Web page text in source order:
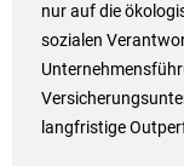
nur auf die
sozialen
langfristige